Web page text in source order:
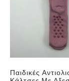
Παιδικές